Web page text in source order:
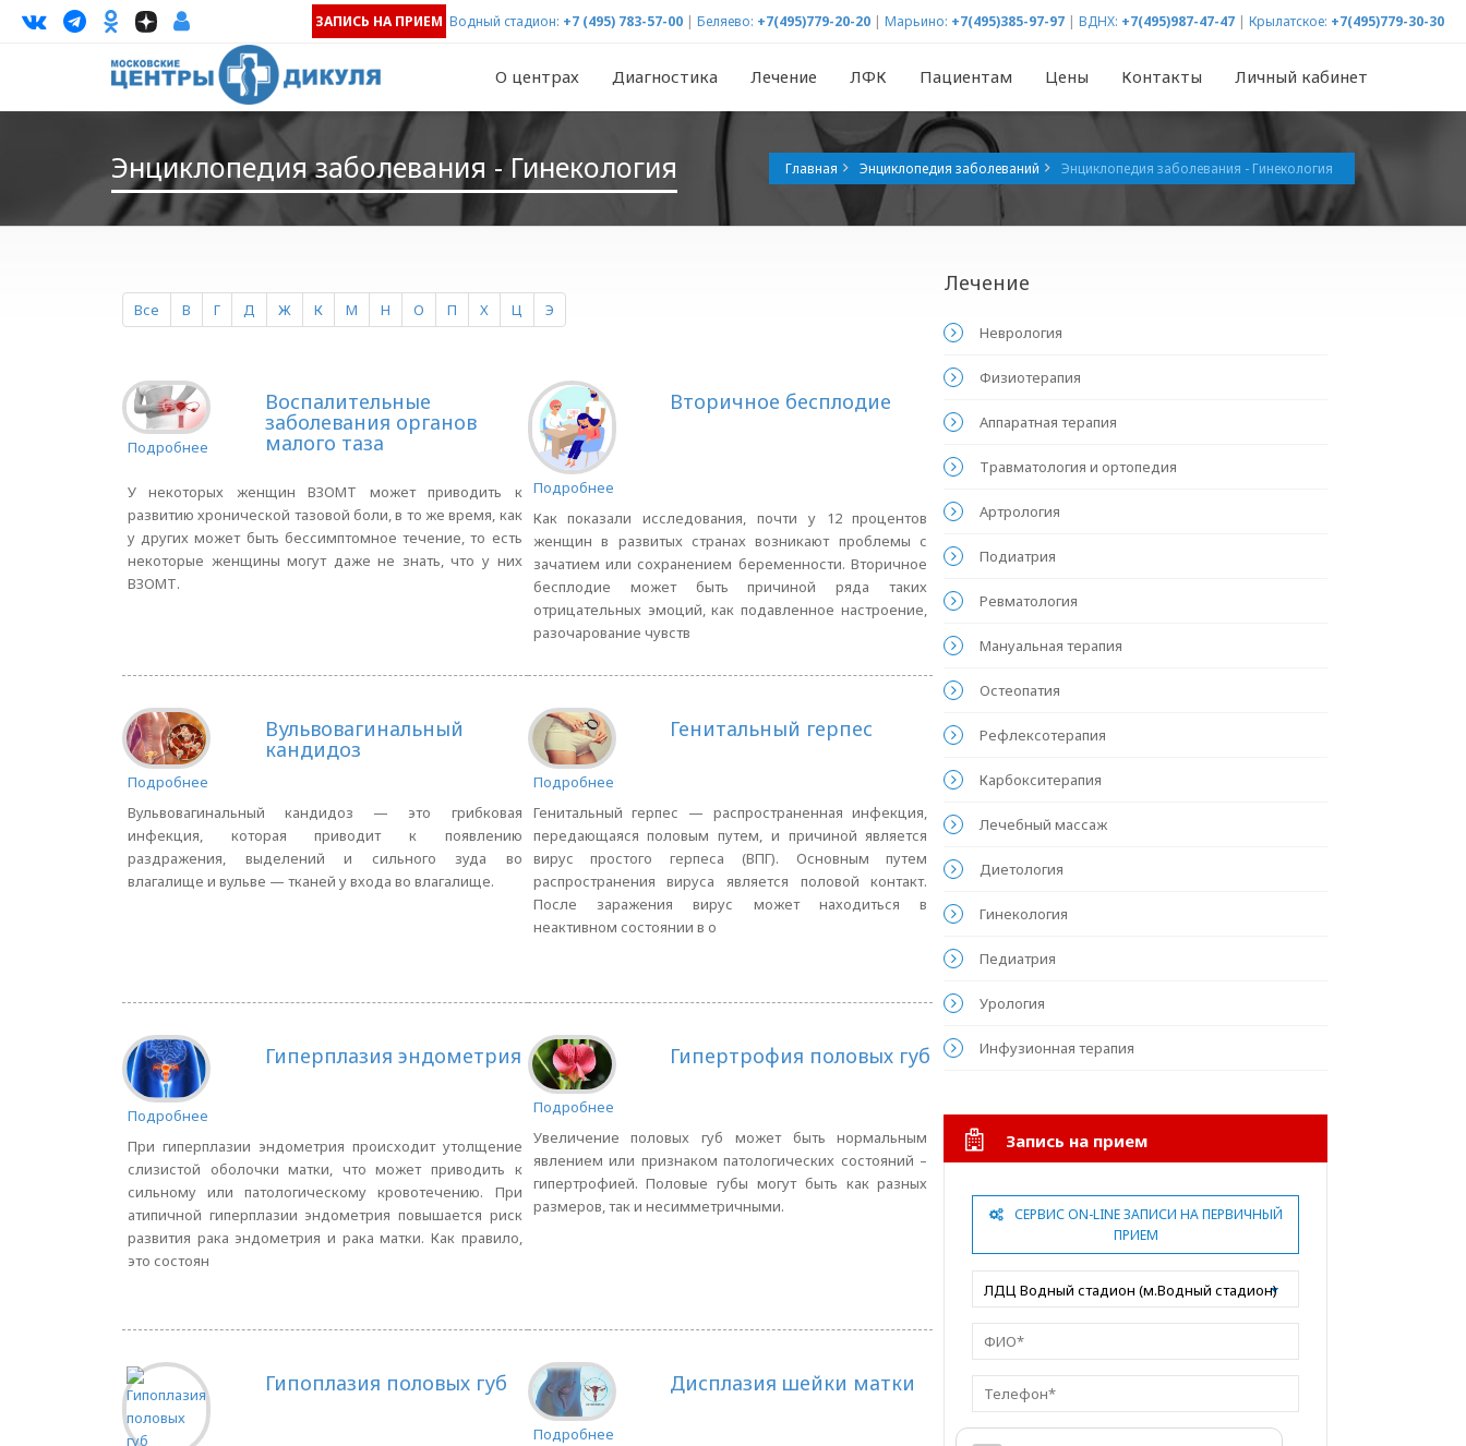
ЗАПИСЬ НА ПРИЕМ Водный стадион: +7 (495) 783-57-00 | Беляево: +7(495)779-20-20 | Марьино: +7(495)385-97-97 | ВДНХ: +7(495)987-47-47 | Крылатское: +7(495)779-30-30
О центрах Диагностика Лечение ЛФК Пациентам Цены Контакты Личный кабинет
Энциклопедия заболевания - Гинекология Главная Энциклопедия заболеваний Энциклопедия заболевания - Гинекология
Все В Г Д Ж К М Н О П Х Ц Э
Подробнее
Воспалительные
заболевания органов
малого таза
У некоторых женщин ВЗОМТ может приводить к
развитию хронической тазовой боли, в то же время, как
у других может быть бессимптомное течение, то есть
некоторые женщины могут даже не знать, что у них
ВЗОМТ.
Подробнее
Вторичное бесплодие
Как показали исследования, почти у 12 процентов
женщин в развитых странах возникают проблемы с
зачатием или сохранением беременности. Вторичное
бесплодие может быть причиной ряда таких
отрицательных эмоций, как подавленное настроение,
разочарование чувств
Подробнее
Вульвовагинальный
кандидоз
Вульвовагинальный кандидоз — это грибковая
инфекция, которая приводит к появлению
раздражения, выделений и сильного зуда во
влагалище и вульве — тканей у входа во влагалище.
Подробнее
Генитальный герпес
Генитальный герпес — распространенная инфекция,
передающаяся половым путем, и причиной является
вирус простого герпеса (ВПГ). Основным путем
распространения вируса является половой контакт.
После заражения вирус может находиться в
неактивном состоянии в о
Подробнее
Гиперплазия эндометрия
При гиперплазии эндометрия происходит утолщение
слизистой оболочки матки, что может приводить к
сильному или патологическому кровотечению. При
атипичной гиперплазии эндометрия повышается риск
развития рака эндометрия и рака матки. Как правило,
это состоян
Подробнее
Гипертрофия половых губ
Увеличение половых губ может быть нормальным
явлением или признаком патологических состояний –
гипертрофией. Половые губы могут быть как разных
размеров, так и несимметричными.
Гипоплазия половых губ
Подробнее
Дисплазия шейки матки
Лечение
Неврология
Физиотерапия
Аппаратная терапия
Травматология и ортопедия
Артрология
Подиатрия
Ревматология
Мануальная терапия
Остеопатия
Рефлексотерапия
Карбокситерапия
Лечебный массаж
Диетология
Гинекология
Педиатрия
Урология
Инфузионная терапия
Запись на прием
СЕРВИС ON-LINE ЗАПИСИ НА ПЕРВИЧНЫЙ
ПРИЕМ